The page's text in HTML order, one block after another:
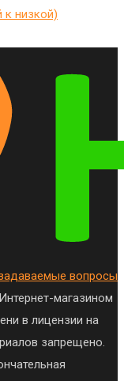
низкой)
вопросы
магазином
в лицензии на
запрещено.